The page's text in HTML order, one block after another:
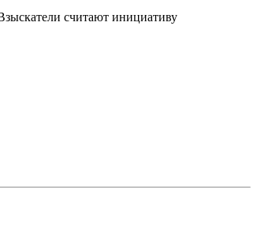
считают инициативу